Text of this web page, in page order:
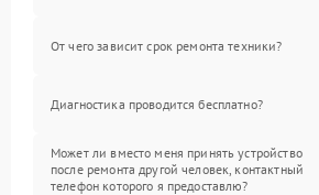
От чего зависит срок ремонта техники?
Диагностика проводится бесплатно?
Может ли вместо меня принять устройство
после ремонта другой человек, контактный
телефон которого я предоставлю?